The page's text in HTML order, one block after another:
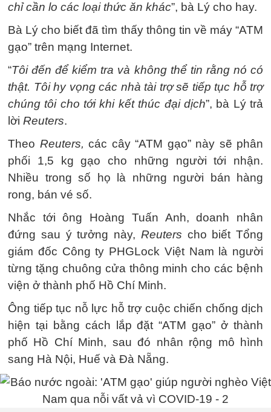
chỉ cần lo các loại thức ăn khác”, bà Lý cho hay.
Bà Lý cho biết đã tìm thấy thông tin về máy “ATM
gạo” trên mạng Internet.
“Tôi đến để kiểm tra và không thể tin rằng nó có
thật. Tôi hy vọng các nhà tài trợ sẽ tiếp tục hỗ trợ
chúng tôi cho tới khi kết thúc đại dịch”, bà Lý trả
lời Reuters.
Theo Reuters, các cây “ATM gạo” này sẽ phân
phối 1,5 kg gạo cho những người tới nhận.
Nhiều trong số họ là những người bán hàng
rong, bán vé số.
Nhắc tới ông Hoàng Tuấn Anh, doanh nhân
đứng sau ý tưởng này, Reuters cho biết Tổng
giám đốc Công ty PHGLock Việt Nam là người
từng tặng chuông cửa thông minh cho các bệnh
viện ở thành phố Hồ Chí Minh.
Ông tiếp tục nỗ lực hỗ trợ cuộc chiến chống dịch
hiện tại bằng cách lắp đặt “ATM gạo” ở thành
phố Hồ Chí Minh, sau đó nhân rộng mô hình
sang Hà Nội, Huế và Đà Nẵng.